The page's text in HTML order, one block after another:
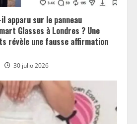
apparu sur le panneau
Glasses à Londres ? Une
révèle une fausse affirmation
30 julio 2026